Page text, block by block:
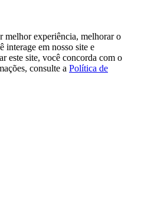
melhor experiência, melhorar o
interage em nosso site e
este site, você concorda com o
consulte a Política de